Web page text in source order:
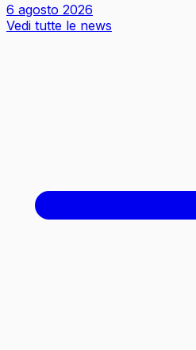
6 agosto 2026
Vedi tutte le news